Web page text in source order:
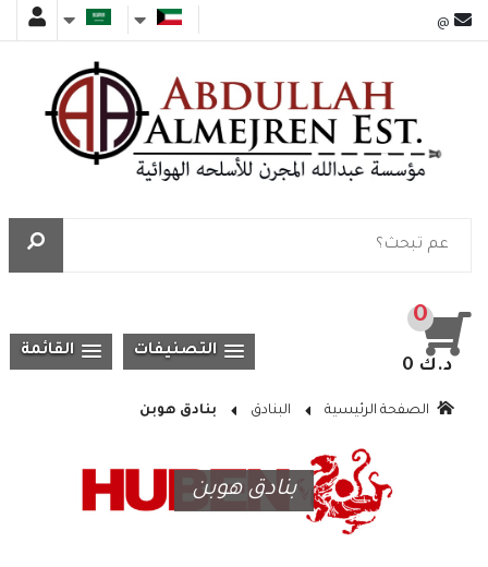
@
0
0 د.ك
القائمة التصنيفات
الصفحة الرئيسية البنادق بنادق هوبن
بنادق هوبن